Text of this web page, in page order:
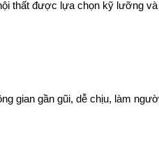
thất được lựa chọn kỹ lưỡng
gian gần gũi, dễ chịu, làm